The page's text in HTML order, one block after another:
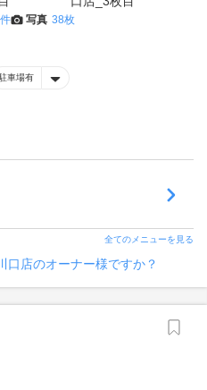
写真 38枚
車場有
全てのメニューを見る
店のオーナー様ですか？